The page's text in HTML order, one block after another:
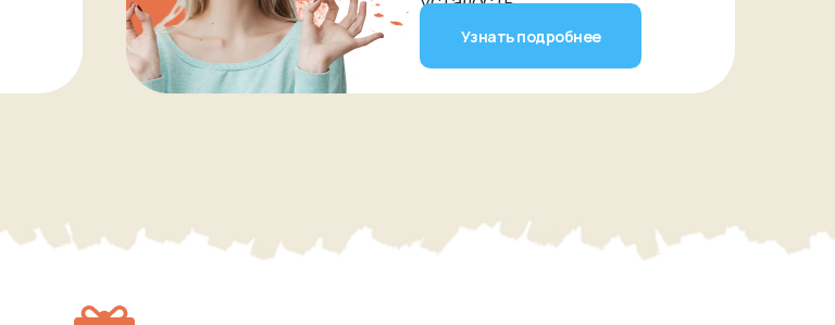
Узнать подробнее